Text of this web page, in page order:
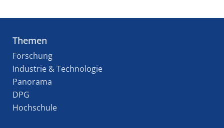
Themen
Forschung
Industrie & Technologie
Panorama
DPG
Hochschule